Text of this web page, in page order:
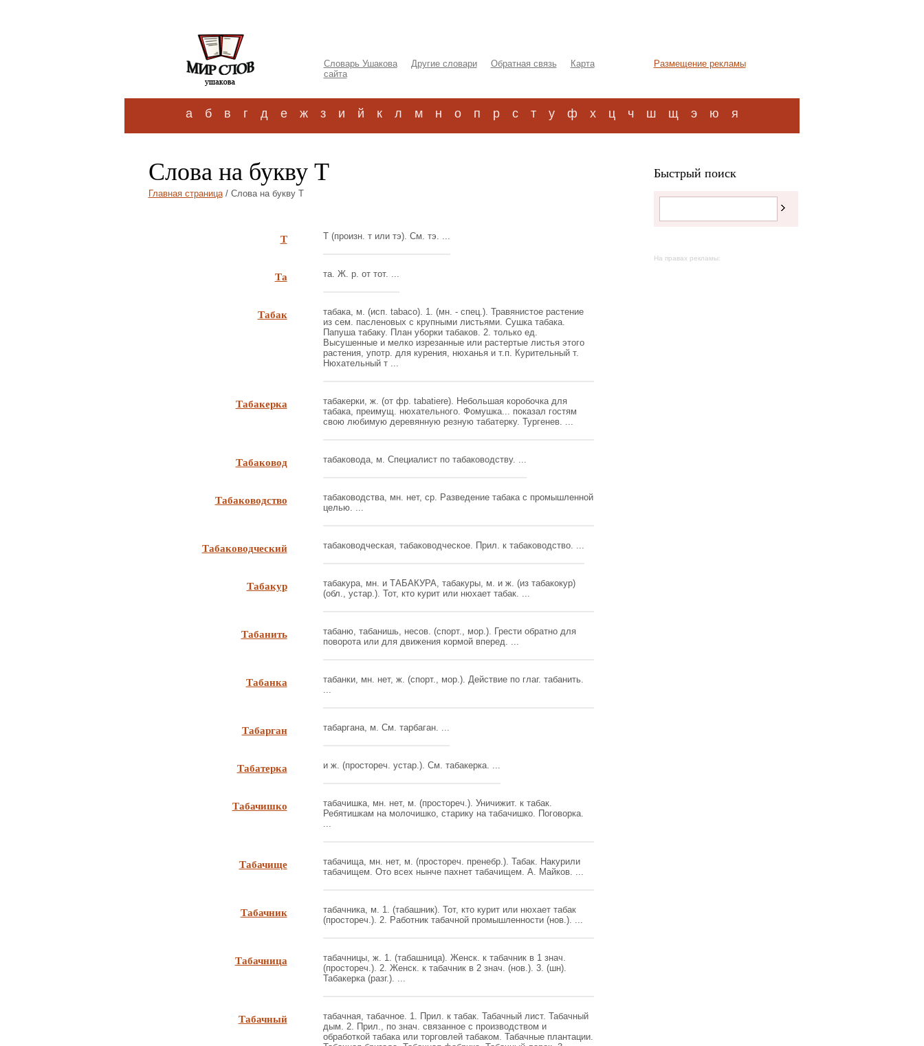
Словарь Ушакова Другие словари Обратная связь
Карта
сайта
Размещение рекламы
а б в г д е ж з и й к л м н о п р с т у ф х ц ч ш щ э ю я
Слова на букву Т
Главная страница/ Слова на букву Т
Т Т (произн. т или тэ). См. тэ. ...
Та та. Ж. р. от тот. ...
Табак
табака, м. (исп. tabaco). 1. (мн. - спец.). Травянистое растение
из сем. пасленовых с крупными листьями. Сушка табака.
Папуша табаку. План уборки табаков. 2. только ед.
Высушенные и мелко изрезанные или растертые листья этого
растения, употр. для курения, нюханья и т.п. Курительный т.
Нюхательный т ...
Табакерка
табакерки, ж. (от фр. tabatiere). Небольшая коробочка для
табака, преимущ. нюхательного. Фомушка... показал гостям
свою любимую деревянную резную табатерку. Тургенев. ...
Табаковод табаковода, м. Специалист по табаководству. ...
Табаководство
табаководства, мн. нет, ср. Разведение табака с промышленной
целью. ...
Табаководческий табаководческая, табаководческое. Прил. к табаководство. ...
Табакур
табакура, мн. и ТАБАКУРА, табакуры, м. и ж. (из табакокур)
(обл., устар.). Тот, кто курит или нюхает табак. ...
Табанить
табаню, табанишь, несов. (спорт., мор.). Грести обратно для
поворота или для движения кормой вперед. ...
Табанка
табанки, мн. нет, ж. (спорт., мор.). Действие по глаг. табанить.
...
Табарган табаргана, м. См. тарбаган. ...
Табатерка и ж. (простореч. устар.). См. табакерка. ...
Табачишко
табачишка, мн. нет, м. (простореч.). Уничижит. к табак.
Ребятишкам на молочишко, старику на табачишко. Поговорка.
...
Табачище
табачища, мн. нет, м. (простореч. пренебр.). Табак. Накурили
табачищем. Ото всех нынче пахнет табачищем. А. Майков. ...
Табачник
табачника, м. 1. (табашник). Тот, кто курит или нюхает табак
(простореч.). 2. Работник табачной промышленности (нов.). ...
Табачница
табачницы, ж. 1. (табашница). Женск. к табачник в 1 знач.
(простореч.). 2. Женск. к табачник в 2 знач. (нов.). 3. (шн).
Табакерка (разг.). ...
Табачный
табачная, табачное. 1. Прил. к табак. Табачный лист. Табачный
дым. 2. Прил., по знач. связанное с производством и
обработкой табака или торговлей табаком. Табачные плантации.
Быстрый поиск
На правах рекламы: